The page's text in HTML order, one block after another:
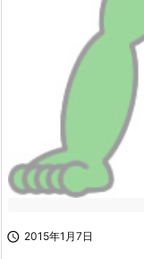
 2015年1月7日